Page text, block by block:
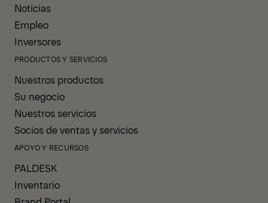
Noticias
Empleo
Inversores
PRODUCTOS Y SERVICIOS
Nuestros productos
Su negocio
Nuestros servicios
Socios de ventas y servicios
APOYO Y RECURSOS
PALDESK
Inventario